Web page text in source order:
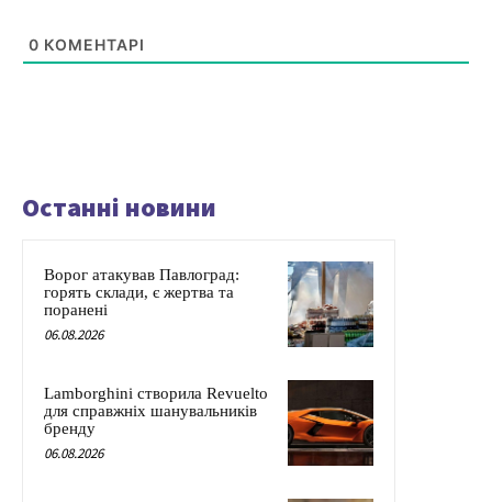
0 КОМЕНТАРІ
Останні новини
Ворог атакував Павлоград:
горять склади, є жертва та
поранені
06.08.2026
Lamborghini створила Revuelto
для справжніх шанувальників
бренду
06.08.2026